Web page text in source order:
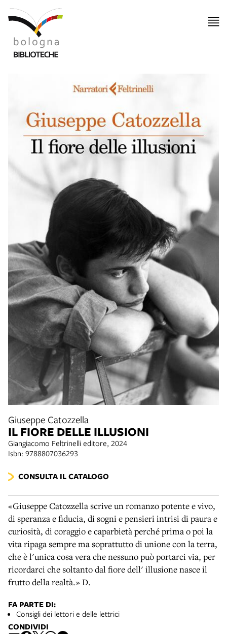
Giuseppe Catozzella
IL FIORE DELLE ILLUSIONI
Giangiacomo Feltrinelli editore, 2024
Isbn: 9788807036293
CONSULTA IL CATALOGO
«Giuseppe Catozzella scrive un romanzo potente e vivo,
di speranza e fiducia, di sogni e pensieri intrisi di paura e
curiosità, di coraggio e caparbietà perché prima o poi la
vita ripaga sempre ma soprattutto di unione con la terra,
che è l'unica cosa vera che nessuno può portarci via, per
ricordarci che soltanto dal fiore dell' illusione nasce il
frutto della realtà.» D.
FA PARTE DI:
Consigli dei lettori e delle lettrici
CONDIVIDI